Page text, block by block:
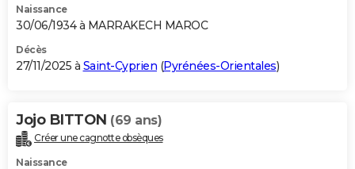
Naissance
30/06/1934 à MARRAKECH MAROC
Décès
27/11/2025 à Saint-Cyprien (Pyrénées-Orientales)
Jojo BITTON (69 ans)
Créer une cagnotte obsèques
Naissance